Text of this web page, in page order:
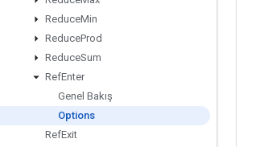
ReduceMin
ReduceProd
ReduceSum
RefEnter
Genel Bakış
Options
RefExit